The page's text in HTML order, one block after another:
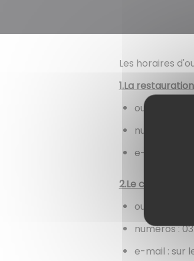
Les horaires
1.La
ouvert de
numéro :
e-mail : sur
2.Le centre de
ouvert de 8h
numéros :
e-mail : sur